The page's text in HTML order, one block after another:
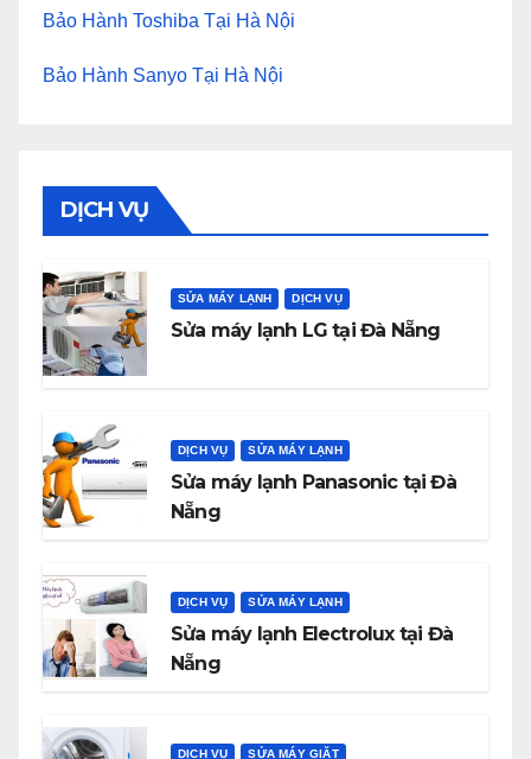
Bảo Hành Toshiba Tại Hà Nội
Bảo Hành Sanyo Tại Hà Nội
DỊCH VỤ
SỬA MÁY LẠNH DỊCH VỤ
Sửa máy lạnh LG tại Đà Nẵng
DỊCH VỤ SỬA MÁY LẠNH
Sửa máy lạnh Panasonic tại Đà
Nẵng
DỊCH VỤ SỬA MÁY LẠNH
Sửa máy lạnh Electrolux tại Đà
Nẵng
DỊCH VỤ SỬA MÁY GIẶT